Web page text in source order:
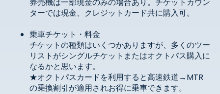
ターでは現金、クレジットカード共に購入可。
乗車チケット・料金
チケットの種類はいくつかありますが、多くのツー
リストがシングルチケットまたはオクトパス購入に
なるかと思います。
★オクトパスカードを利用すると高速鉄道→MTR
の乗換割引が適用されお得に乗車できます。